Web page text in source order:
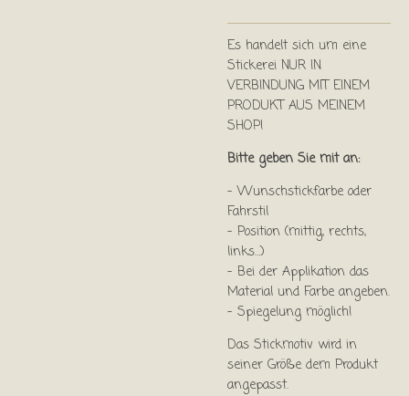
Es handelt sich um eine
Stickerei NUR IN
VERBINDUNG MIT EINEM
PRODUKT AUS MEINEM
SHOP!
Bitte geben Sie mit an:
- Wunschstickfarbe oder
Fahrstil
- Position (mittig, rechts,
links…)
- Bei der Applikation das
Material und Farbe angeben.
- Spiegelung möglich!
Das Stickmotiv wird in
seiner Größe dem Produkt
angepasst.